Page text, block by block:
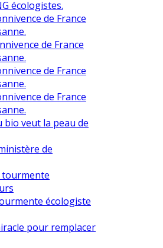
écologistes.
de France
de France
de France
de France
bio veut la peau de
de
tourmente
écologiste
pour remplacer